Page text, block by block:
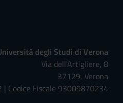
degli Studi di Verona
Via dell'Artigliere, 8
37129, Verona
Codice Fiscale 93009870234